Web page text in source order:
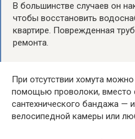
В большинстве случаев он
чтобы восстановить
квартире. Поврежденная
ремонта.
При отсутствии хомута можно
помощью проволоки, вместо
сантехнического бандажа —
велосипедной камеры или